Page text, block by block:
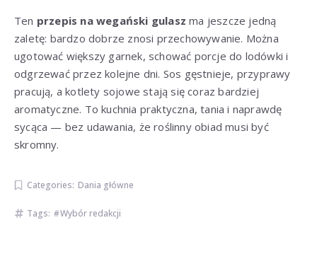
Ten przepis na wegański gulasz ma jeszcze jedną
zaletę: bardzo dobrze znosi przechowywanie. Można
ugotować większy garnek, schować porcje do lodówki i
odgrzewać przez kolejne dni. Sos gęstnieje, przyprawy
pracują, a kotlety sojowe stają się coraz bardziej
aromatyczne. To kuchnia praktyczna, tania i naprawdę
sycąca — bez udawania, że roślinny obiad musi być
skromny.
Categories: Dania główne
Tags: Wybór redakcji